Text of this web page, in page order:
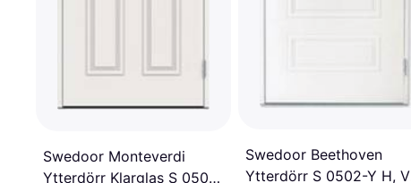
Swedoor Monteverdi
Ytterdörr Klarglas S 0502-
Swedoor Beethoven
Ytterdörr S 0502-Y H, V